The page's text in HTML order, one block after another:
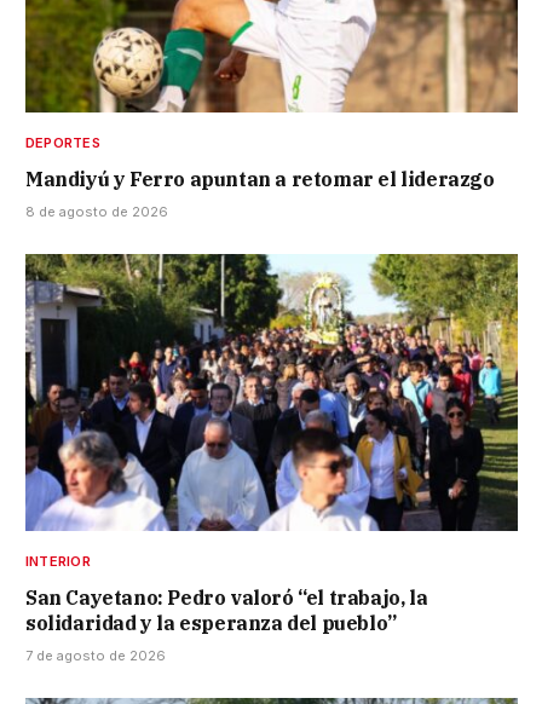
DEPORTES
Mandiyú y Ferro apuntan a retomar el liderazgo
8 de agosto de 2026
INTERIOR
San Cayetano: Pedro valoró “el trabajo, la
solidaridad y la esperanza del pueblo”
7 de agosto de 2026